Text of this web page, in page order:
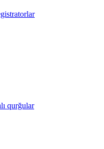
qurğular